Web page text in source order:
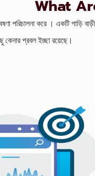
What
পরিচালনা করে । একটি
কেনার প্রবল ইচ্ছা রয়েছে।